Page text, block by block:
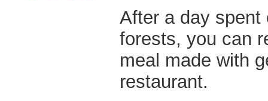
After a day spent
forests, you can
meal made with
restaurant.